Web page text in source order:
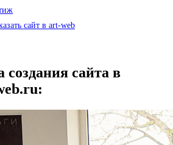
сайт в art-web
сайта в